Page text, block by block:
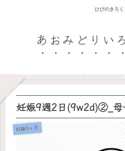
ひびのきろく
あおみどりい
妊娠9週2日(9w2d)②_母
妊娠3ヶ月